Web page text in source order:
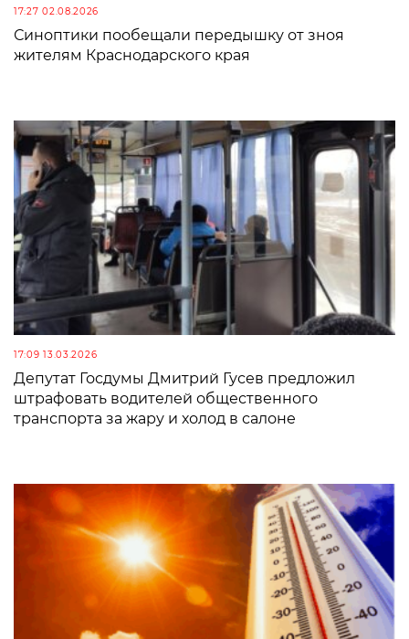
17:27 02.08.2026
Синоптики пообещали передышку от зноя
жителям Краснодарского края
17:09 13.03.2026
Депутат Госдумы Дмитрий Гусев предложил
штрафовать водителей общественного
транспорта за жару и холод в салоне